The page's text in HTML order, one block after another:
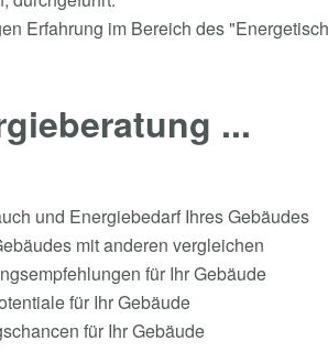
Erfahrung im Bereich des
...
und Energiebedarf Ihres Gebäudes
mit anderen vergleichen
für Ihr Gebäude
für Ihr Gebäude
für Ihr Gebäude